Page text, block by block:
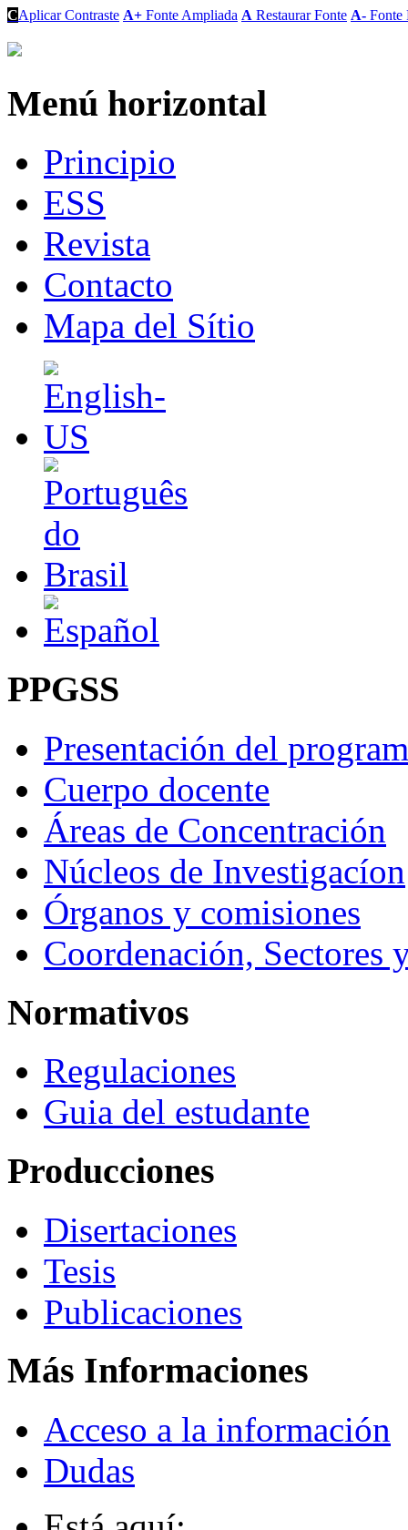
CAplicar Contraste A+ Fonte Ampliada A Restaurar Fonte A- Fonte
Menú horizontal
Principio
ESS
Revista
Contacto
Mapa del Sítio
PPGSS
Presentación del
Cuerpo docente
Áreas de Concentración
Núcleos de Investigacíon
Órganos y comisiones
Coordenación, Sectores
Normativos
Regulaciones
Guia del estudante
Producciones
Disertaciones
Tesis
Publicaciones
Más Informaciones
Acceso a la información
Dudas